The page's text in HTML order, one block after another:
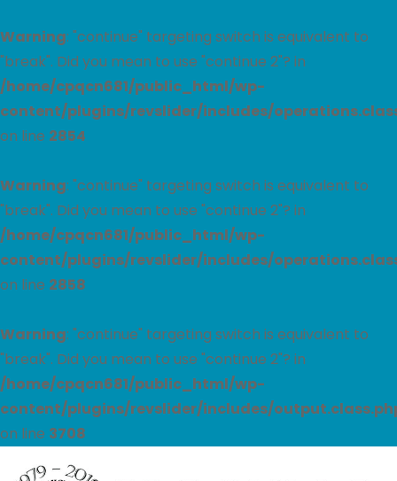
Warning: "continue" targeting switch is equivalent to
"break". Did you mean to use "continue 2"? in
/home/cpqcn681/public_html/wp-
content/plugins/revslider/includes/
on line 2854
Warning: "continue" targeting switch is equivalent to
"break". Did you mean to use "continue 2"? in
/home/cpqcn681/public_html/wp-
content/plugins/revslider/includes/
on line 2858
Warning: "continue" targeting switch is equivalent to
"break". Did you mean to use "continue 2"? in
/home/cpqcn681/public_html/wp-
content/plugins/revslider/includes/
on line 3708